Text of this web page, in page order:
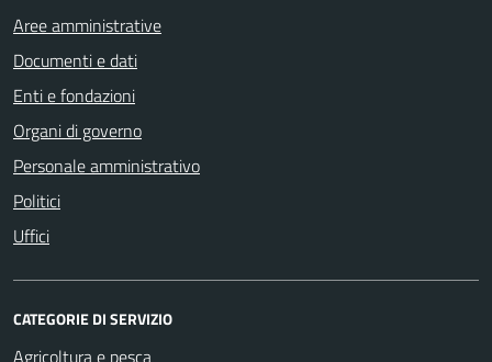
Aree amministrative
Documenti e dati
Enti e fondazioni
Organi di governo
Personale amministrativo
Politici
Uffici
CATEGORIE DI SERVIZIO
Agricoltura e pesca